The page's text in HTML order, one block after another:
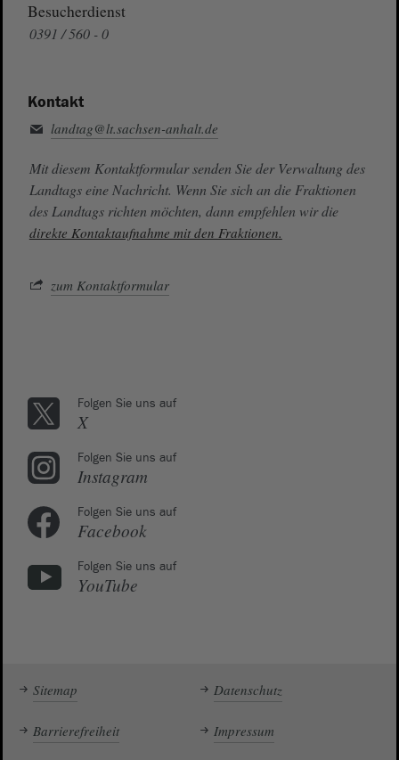
Besucherdienst
0391 / 560 - 0
Kontakt
landtag@lt.sachsen-anhalt.de
Mit diesem Kontaktformular senden Sie der Verwaltung des
Landtags eine Nachricht. Wenn Sie sich an die Fraktionen
des Landtags richten möchten, dann empfehlen wir die
direkte Kontaktaufnahme mit den Fraktionen.
zum Kontaktformular
Folgen Sie uns auf
X
Folgen Sie uns auf
Instagram
Folgen Sie uns auf
Facebook
Folgen Sie uns auf
YouTube
Sitemap Datenschutz
Barrierefreiheit Impressum